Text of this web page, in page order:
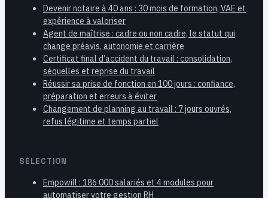
Devenir notaire à 40 ans : 30 mois de formation, VAE et
expérience à valoriser
Agent de maîtrise : cadre ou non cadre, le statut qui
change préavis, autonomie et carrière
Certificat final d’accident du travail : consolidation,
séquelles et reprise du travail
Réussir sa prise de fonction en 100 jours : confiance,
préparation et erreurs à éviter
Changement de planning au travail : 7 jours ouvrés,
refus légitime et temps partiel
SÉLECTION
Empowill : 186 000 salariés et 4 modules pour
automatiser votre gestion RH